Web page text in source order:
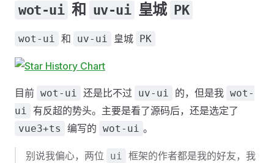
wot-ui 和 uv-ui 皇城 PK
wot-ui 和 uv-ui 皇城 PK
目前 wot-ui 还是比不过 uv-ui 的，但是我 wot-
ui
有反超的势头。主要是看了源码后，还是选定了
vue3+ts 编写的 wot-ui 。
别说我偏心，两位 ui 框架的作者都是我的好友，我